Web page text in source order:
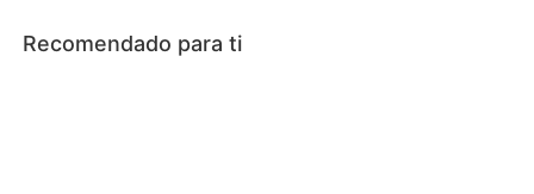
Recomendado para ti